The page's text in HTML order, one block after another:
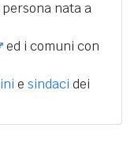
nata a
ed i comuni con
e sindaci dei